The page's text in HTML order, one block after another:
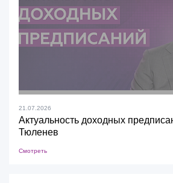
21.07.2026
Актуальность доходных
Тюленев
Смотреть